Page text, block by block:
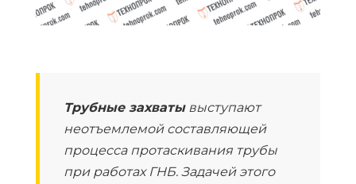
Трубные захватывыступают
неотъемлемой составляющей
процесса протаскивания трубы
при работах ГНБ. Задачей этого